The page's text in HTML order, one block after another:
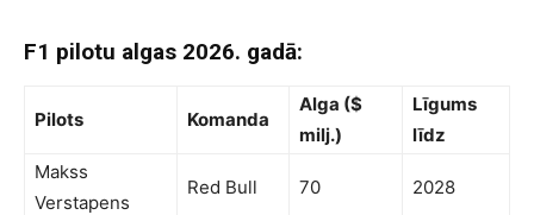
F1 pilotu algas 2026. gadā:
Pilots Komanda
Alga ($
milj.)
Līgums
līdz
Makss
Verstapens
Red Bull 70 2028